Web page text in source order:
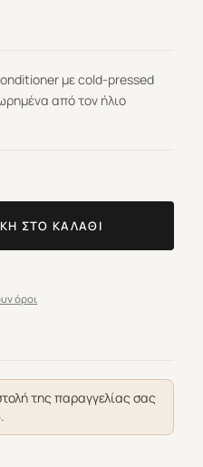
με cold-pressed
από τον ήλιο
ΣΤΟ ΚΑΛΆΘΙ
όροι
της παραγγελίας σας